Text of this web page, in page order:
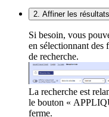
2. Affiner les
Si besoin, vous
en sélectionnant des
de recherche.
La recherche est
le bouton «
ferme.